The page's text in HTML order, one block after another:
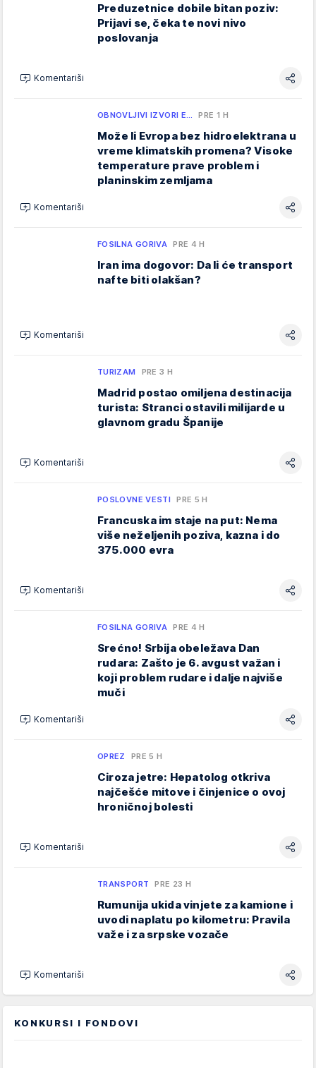
Preduzetnice dobile bitan poziv:
Prijavi se, čeka te novi nivo
poslovanja
Komentariši
OBNOVLJIVI IZVORI E… PRE 1 H
Može li Evropa bez hidroelektrana u
vreme klimatskih promena? Visoke
temperature prave problem i
planinskim zemljama
Komentariši
FOSILNA GORIVA PRE 4 H
Iran ima dogovor: Da li će transport
nafte biti olakšan?
Komentariši
TURIZAM PRE 3 H
Madrid postao omiljena destinacija
turista: Stranci ostavili milijarde u
glavnom gradu Španije
Komentariši
POSLOVNE VESTI PRE 5 H
Francuska im staje na put: Nema
više neželjenih poziva, kazna i do
375.000 evra
Komentariši
FOSILNA GORIVA PRE 4 H
Srećno! Srbija obeležava Dan
rudara: Zašto je 6. avgust važan i
koji problem rudare i dalje najviše
muči
Komentariši
OPREZ PRE 5 H
Ciroza jetre: Hepatolog otkriva
najčešće mitove i činjenice o ovoj
hroničnoj bolesti
Komentariši
TRANSPORT PRE 23 H
Rumunija ukida vinjete za kamione i
uvodi naplatu po kilometru: Pravila
važe i za srpske vozače
Komentariši
KONKURSI I FONDOVI